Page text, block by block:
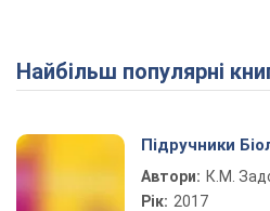
Найбільш популярні
Підручники
Автори: К.М.
Рік: 2017